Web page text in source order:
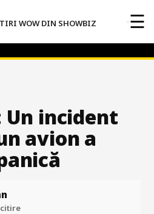
WOW DIN SHOWBIZ ☰
Un incident
avion a